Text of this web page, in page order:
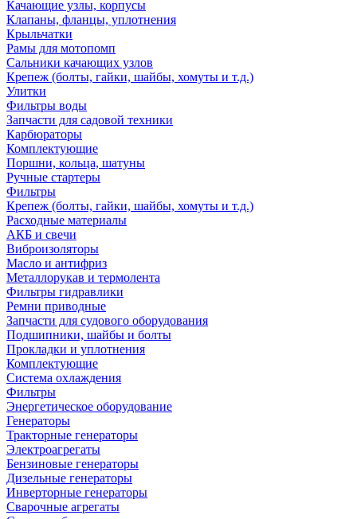
Качающие узлы, корпусы
Клапаны, фланцы, уплотнения
Крыльчатки
Рамы для мотопомп
Сальники качающих узлов
Крепеж (болты, гайки, шайбы, хомуты и т.д.)
Улитки
Фильтры воды
Запчасти для садовой техники
Карбюраторы
Комплектующие
Поршни, кольца, шатуны
Ручные стартеры
Фильтры
Крепеж (болты, гайки, шайбы, хомуты и т.д.)
Расходные материалы
АКБ и свечи
Виброизоляторы
Масло и антифриз
Металлорукав и термолента
Фильтры гидравлики
Ремни приводные
Запчасти для судового оборудования
Подшипники, шайбы и болты
Прокладки и уплотнения
Комплектующие
Система охлаждения
Фильтры
Энергетическое оборудование
Генераторы
Тракторные генераторы
Электроагрегаты
Бензиновые генераторы
Дизельные генераторы
Инверторные генераторы
Сварочные агрегаты